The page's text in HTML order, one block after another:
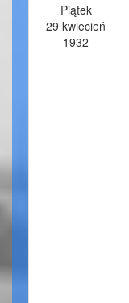
Piątek
29 kwiecień
1932